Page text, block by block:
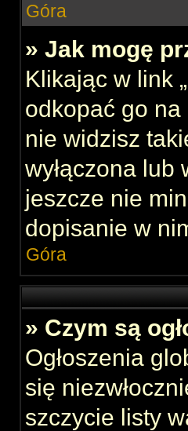
Góra
» Jak mogę
Klikając w link
odkopać go na
nie widzisz
wyłączona
jeszcze nie
dopisanie w
Góra
» Czym są
Ogłoszenia
się
szczycie listy